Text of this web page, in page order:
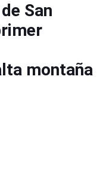
San
montaña